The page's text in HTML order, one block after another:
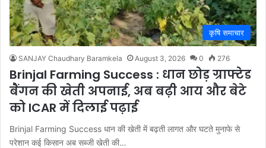
कृषि समाचार
SANJAY Chaudhary Baramkela August 3, 2026 0 276
Brinjal Farming Success : धान छोड़ ग्राफ्टेड
बैंगन की खेती अपनाई, अब बढ़ी आय और बेटे
को ICAR में दिलाई पढ़ाई
Brinjal Farming Success धान की खेती में बढ़ती लागत और घटते मुनाफे से
परेशान कई किसान अब सब्जी खेती की…